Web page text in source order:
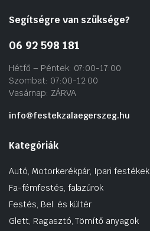
Segítségre van szüksége?
06 92 598 181
Hétfő – Péntek: 07:00-17:00
Szombat: 07:00-12:00
Vasárnap: ZÁRVA
info@festekzalaegerszeg.hu
Kategóriák
Autó, Motorkerékpár, Ipari festékek
Fa-fémfestés, falazúrok
Festés, Bel. és kültér
Glett, Ragasztó, Tömítő anyagok